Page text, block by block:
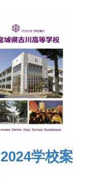
2024学校案